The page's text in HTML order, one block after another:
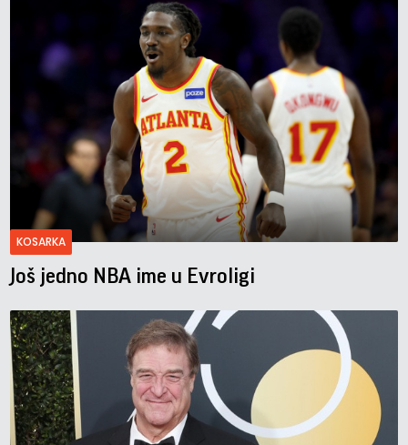
KOSARKA
Još jedno NBA ime u Evroligi